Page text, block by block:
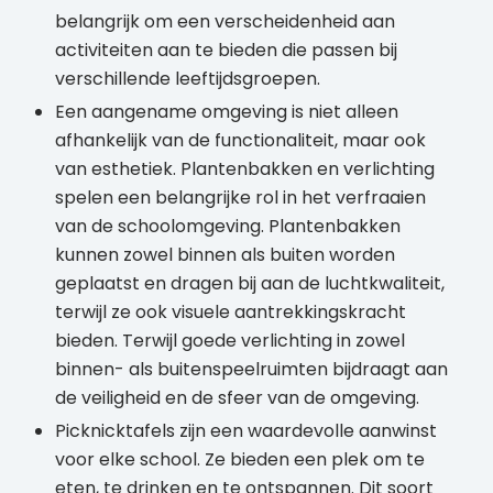
belangrijk om een verscheidenheid aan
activiteiten aan te bieden die passen bij
verschillende leeftijdsgroepen.
Een aangename omgeving is niet alleen
afhankelijk van de functionaliteit, maar ook
van esthetiek. Plantenbakken en verlichting
spelen een belangrijke rol in het verfraaien
van de schoolomgeving. Plantenbakken
kunnen zowel binnen als buiten worden
geplaatst en dragen bij aan de luchtkwaliteit,
terwijl ze ook visuele aantrekkingskracht
bieden. Terwijl goede verlichting in zowel
binnen- als buitenspeelruimten bijdraagt aan
de veiligheid en de sfeer van de omgeving.
Picknicktafels zijn een waardevolle aanwinst
voor elke school. Ze bieden een plek om te
eten, te drinken en te ontspannen. Dit soort